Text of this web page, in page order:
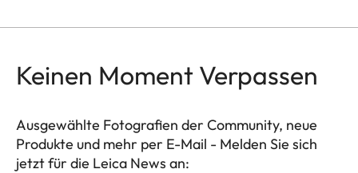
Keinen Moment Verpassen
Ausgewählte Fotografien der Community, neue
Produkte und mehr per E-Mail - Melden Sie sich
jetzt für die Leica News an: